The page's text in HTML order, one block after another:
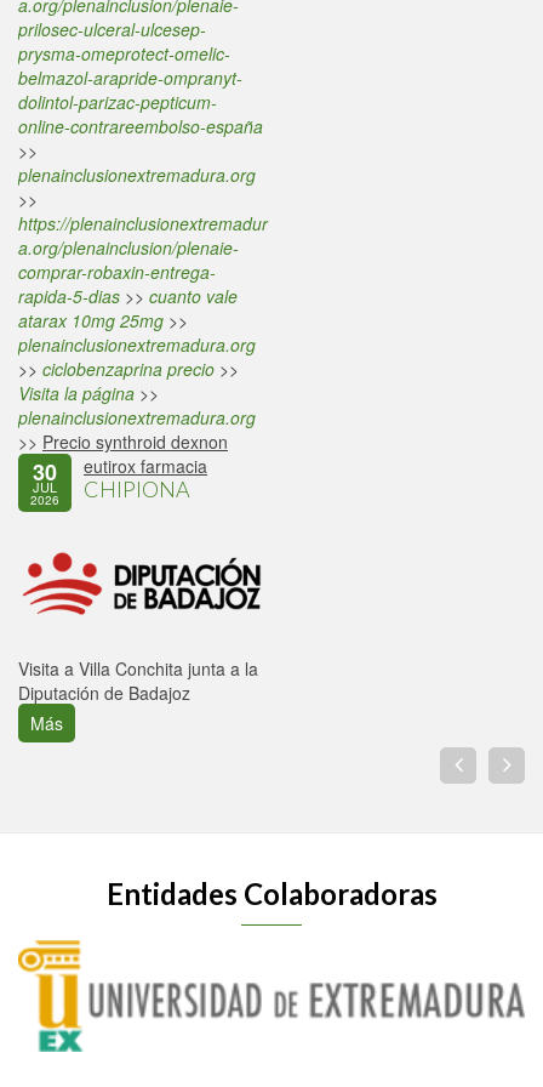
a.org/plenainclusion/plenaie-
prilosec-ulceral-ulcesep-
prysma-omeprotect-omelic-
belmazol-arapride-ompranyt-
dolintol-parizac-pepticum-
online-contrareembolso-españa
>>
plenainclusionextremadura.org
>>
https://plenainclusionextremadur
a.org/plenainclusion/plenaie-
comprar-robaxin-entrega-
rapida-5-dias >> cuanto vale
atarax 10mg 25mg >>
plenainclusionextremadura.org
>> ciclobenzaprina precio >>
Visita la página >>
plenainclusionextremadura.org
>> Precio synthroid dexnon
eutirox farmacia
30
JUL
2026 CHIPIONA
Visita a Villa Conchita junta a la
Diputación de Badajoz
Más
Entidades Colaboradoras